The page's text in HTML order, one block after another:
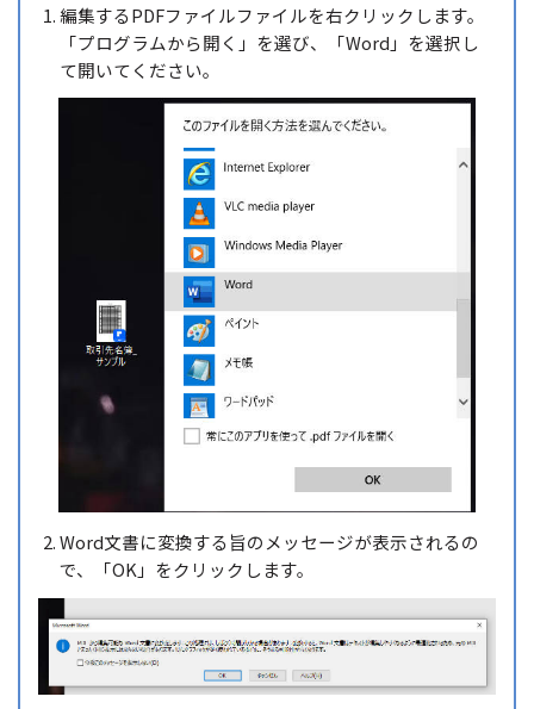
編集するPDFファイルファイルを右クリックします。
「プログラムから開く」を選び、「Word」を選択し
て開いてください。
Word文書に変換する旨のメッセージが表示されるの
で、「OK」をクリックします。